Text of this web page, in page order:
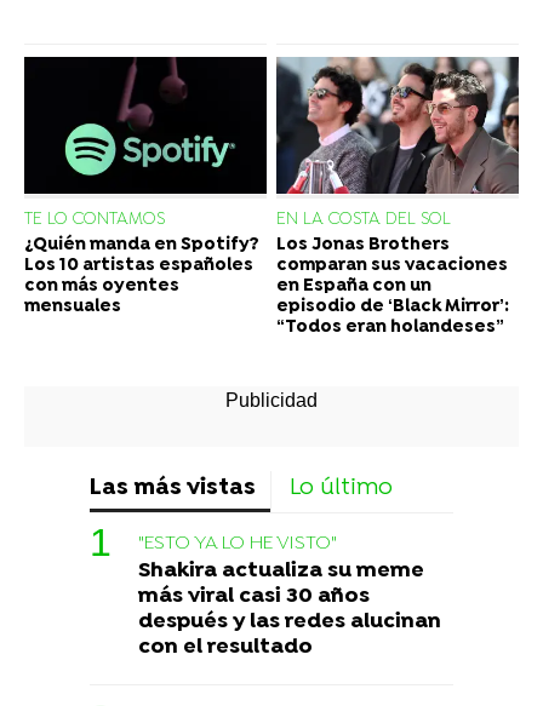
TE LO CONTAMOS
¿Quién manda en Spotify?
Los 10 artistas españoles
con más oyentes
mensuales
EN LA COSTA DEL SOL
Los Jonas Brothers
comparan sus vacaciones
en España con un
episodio de ‘Black Mirror’:
“Todos eran holandeses”
Las más vistas Lo último
"ESTO YA LO HE VISTO"
Shakira actualiza su meme
más viral casi 30 años
después y las redes alucinan
con el resultado